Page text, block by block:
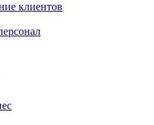
клиентов